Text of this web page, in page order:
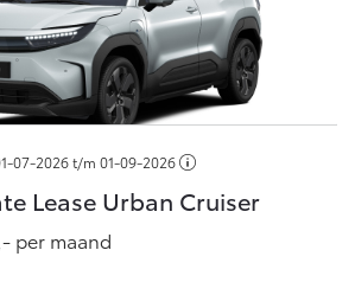
07-2026t/m 01-09-2026
Lease Urban Cruiser
per maand